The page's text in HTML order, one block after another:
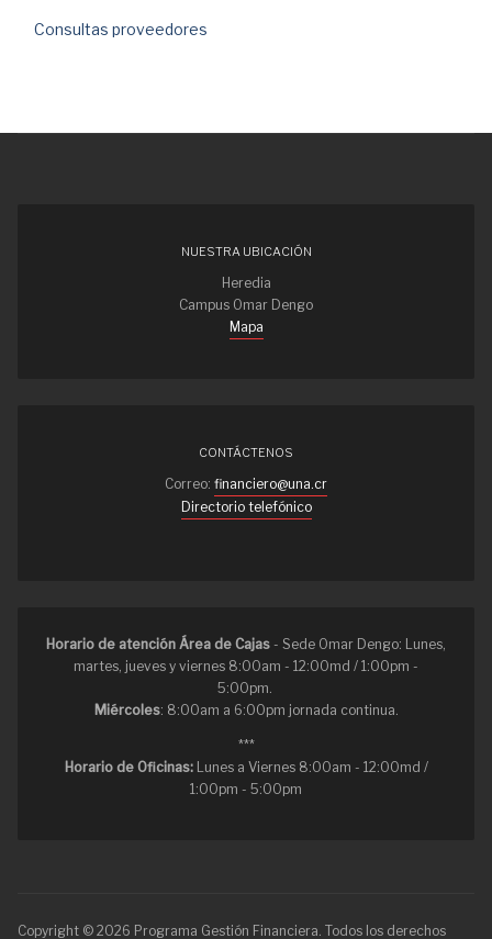
Consultas proveedores
NUESTRA UBICACIÓN
Heredia
Campus Omar Dengo
Mapa
CONTÁCTENOS
Correo: financiero@una.cr
Directorio telefónico
Horario de atención Área de Cajas - Sede Omar Dengo: Lunes,
martes, jueves y viernes 8:00am - 12:00md / 1:00pm -
5:00pm.
Miércoles: 8:00am a 6:00pm jornada continua.
***
Horario de Oficinas:Lunes a Viernes 8:00am - 12:00md /
1:00pm - 5:00pm
Copyright © 2026 Programa Gestión Financiera. Todos los derechos